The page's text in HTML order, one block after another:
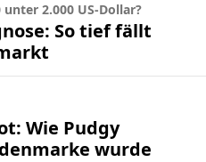
2.000 US-Dollar?
So tief fällt
Wie Pudgy
wurde